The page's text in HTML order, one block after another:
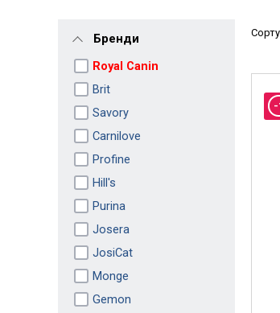
Бренди
Royal Canin
Brit
Savory
Carnilove
Profine
Hill's
Purina
Josera
JosiCat
Monge
Gemon
-